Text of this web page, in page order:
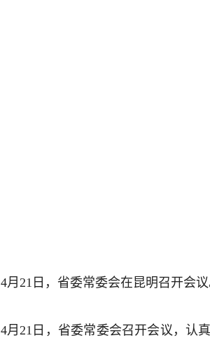
4月21日，省委常委会在昆明召开会
4月21日，省委常委会召开会议，认